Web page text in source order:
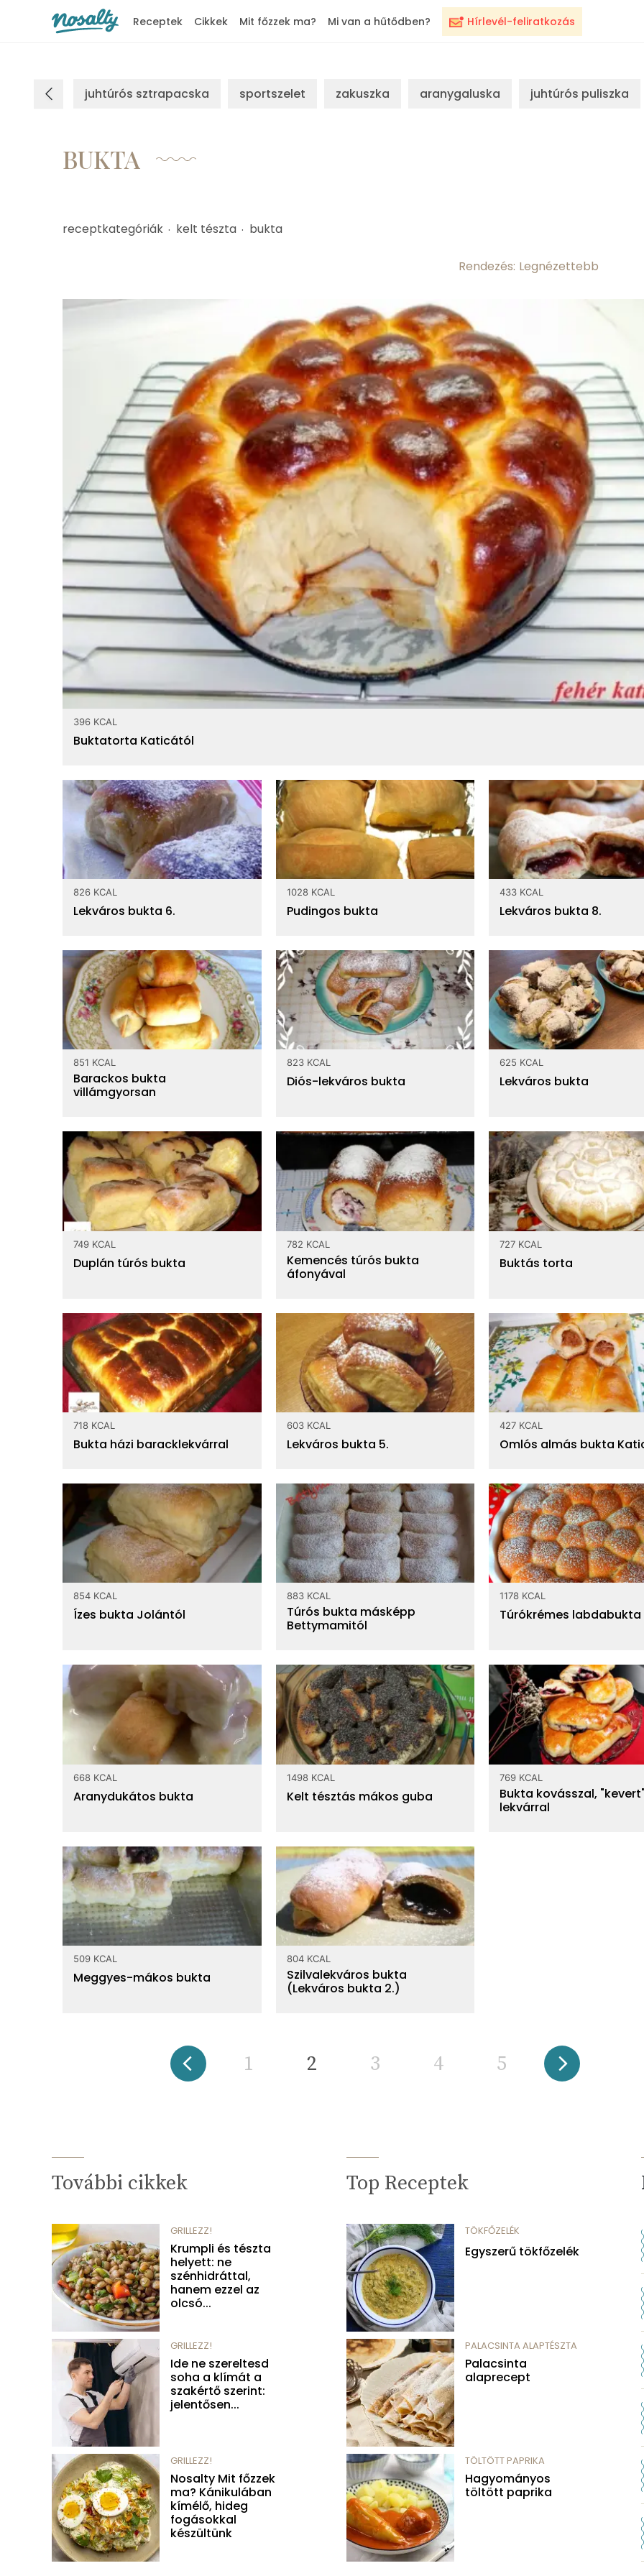
Hírlevél-feliratkozás
Receptek Cikkek Mit főzzek ma? Mi van a hűtődben?
juhtúrós sztrapacska sportszelet zakuszka aranygaluska juhtúrós puliszka
BUKTA
receptkategóriák kelt tészta bukta
Rendezés:
396 KCAL
Buktatorta Katicától
826 KCAL
Lekváros bukta 6.
1028 KCAL
Pudingos bukta
433 KCAL
Lekváros bukta 8.
851 KCAL
Barackos bukta
villámgyorsan
823 KCAL
Diós-lekváros bukta
625 KCAL
Lekváros bukta
749 KCAL
Duplán túrós bukta
782 KCAL
Kemencés túrós bukta
áfonyával
727 KCAL
Buktás torta
718 KCAL
Bukta házi baracklekvárral
603 KCAL
Lekváros bukta 5.
427 KCAL
Omlós almás bukta
854 KCAL
Ízes bukta Jolántól
883 KCAL
Túrós bukta másképp
Bettymamitól
1178 KCAL
Túrókrémes labdabukta
668 KCAL
Aranydukátos bukta
1498 KCAL
Kelt tésztás mákos guba
769 KCAL
Bukta kovásszal,
lekvárral
509 KCAL
Meggyes-mákos bukta
804 KCAL
Szilvalekváros bukta
(Lekváros bukta 2.)
1 2 3 4 5
További cikkek
GRILLEZZ!
Krumpli és tészta
helyett: ne
szénhidráttal,
hanem ezzel az
olcsó...
GRILLEZZ!
Ide ne szereltesd
soha a klímát a
szakértő szerint:
jelentősen...
GRILLEZZ!
Nosalty Mit főzzek
ma? Kánikulában
kímélő, hideg
fogásokkal
készültünk
Top Receptek
TÖKFŐZELÉK
Egyszerű tökfőzelék
PALACSINTA ALAPTÉSZTA
Palacsinta
alaprecept
TÖLTÖTT PAPRIKA
Hagyományos
töltött paprika